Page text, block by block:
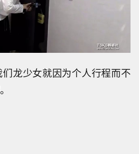
龙少女就因为个人行程而不